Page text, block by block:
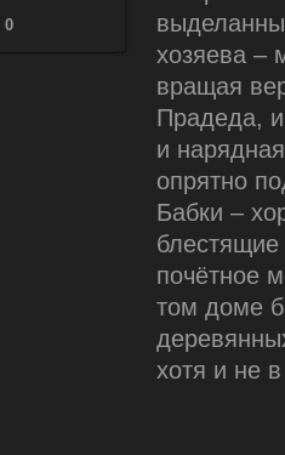
хозяева –
вращая
Прадеда,
и
опрятно
Бабки –
блестящие
почётное
том доме
хотя и не
0